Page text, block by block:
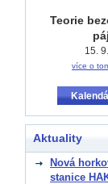
Teorie
15.
více o
Aktuality
Nová
stanice